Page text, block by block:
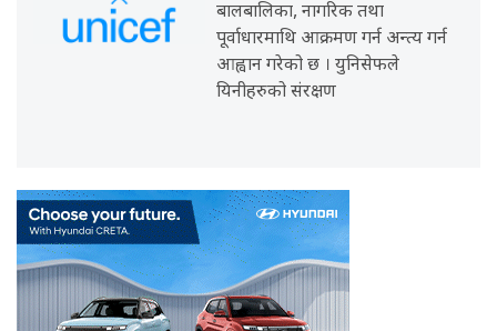
बालबालिका, नागरिक तथा
पूर्वाधारमाथि आक्रमण गर्न अन्त्य गर्न
आह्वान गरेको छ । युनिसेफले
यिनीहरुको संरक्षण